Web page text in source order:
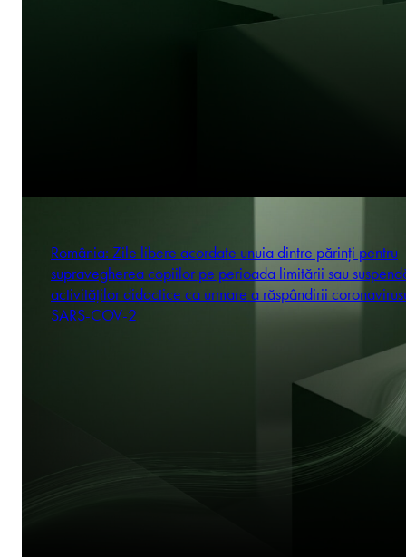
România: Zile libere acordate unuia dintre părinți pentru
supravegherea copiilor pe perioada limitării sau
activităților didactice ca urmare a răspândirii
SARS-COV-2